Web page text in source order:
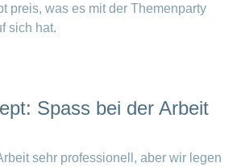
preis, was es mit der Themenparty
sich hat.
Spass bei der Arbeit
sehr professionell, aber wir legen